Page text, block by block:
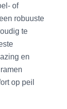
of
robuuste
te
en
op peil